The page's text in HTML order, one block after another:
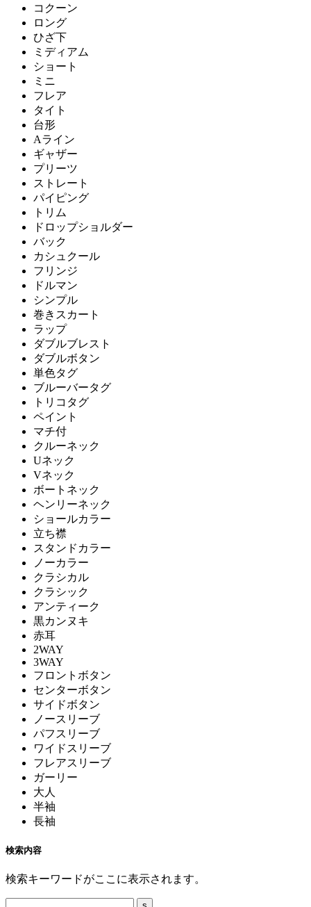
コクーン
ロング
ひざ下
ミディアム
ショート
ミニ
フレア
タイト
台形
Aライン
ギャザー
プリーツ
ストレート
パイピング
トリム
ドロップショルダー
バック
カシュクール
フリンジ
ドルマン
シンプル
巻きスカート
ラップ
ダブルブレスト
ダブルボタン
単色タグ
ブルーバータグ
トリコタグ
ペイント
マチ付
クルーネック
Uネック
Vネック
ボートネック
ヘンリーネック
ショールカラー
立ち襟
スタンドカラー
ノーカラー
クラシカル
クラシック
アンティーク
黒カンヌキ
赤耳
2WAY
3WAY
フロントボタン
センターボタン
サイドボタン
ノースリーブ
パフスリーブ
ワイドスリーブ
フレアスリーブ
ガーリー
大人
半袖
長袖
検索内容
検索キーワードがここに表示されます。